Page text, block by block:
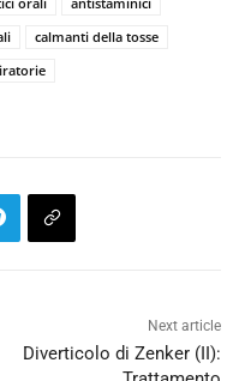
calmanti della tosse
Next article
Diverticolo di Zenker (II):